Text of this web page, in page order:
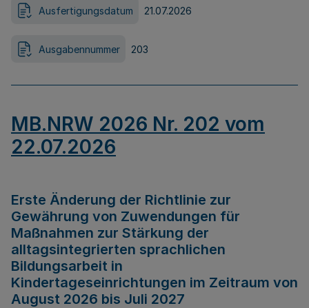
Ausfertigungsdatum 21.07.2026
Ausgabennummer 203
MB.NRW 2026 Nr. 202 vom
22.07.2026
Erste Änderung der Richtlinie zur
Gewährung von Zuwendungen für
Maßnahmen zur Stärkung der
alltagsintegrierten sprachlichen
Bildungsarbeit in
Kindertageseinrichtungen im Zeitraum von
August 2026 bis Juli 2027